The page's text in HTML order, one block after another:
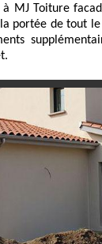
MJ Toiture
portée de tout